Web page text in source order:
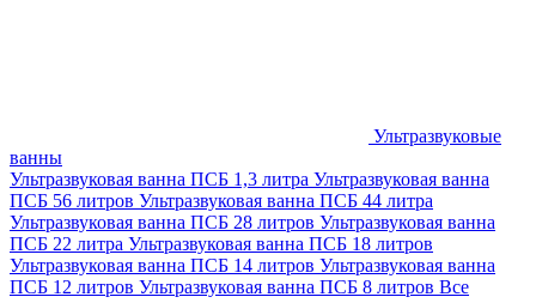
Ультразвуковые
ванны
Ультразвуковая ванна ПСБ 1,3 литра Ультразвуковая ванна
ПСБ 56 литров Ультразвуковая ванна ПСБ 44 литра
Ультразвуковая ванна ПСБ 28 литров Ультразвуковая ванна
ПСБ 22 литра Ультразвуковая ванна ПСБ 18 литров
Ультразвуковая ванна ПСБ 14 литров Ультразвуковая ванна
ПСБ 12 литров Ультразвуковая ванна ПСБ 8 литров Все